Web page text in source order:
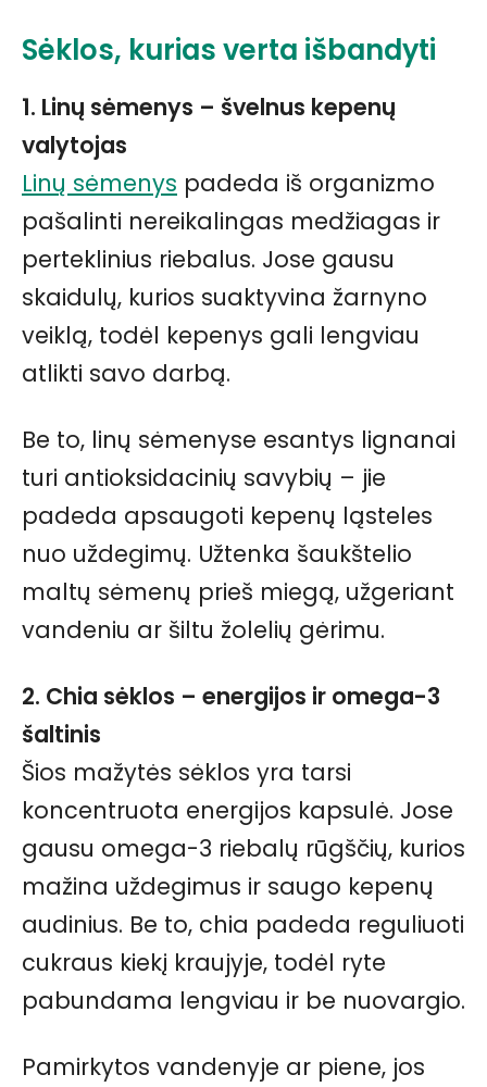
Sėklos, kurias verta išbandyti
1. Linų sėmenys – švelnus kepenų
valytojas
Linų sėmenys padeda iš organizmo
pašalinti nereikalingas medžiagas ir
perteklinius riebalus. Jose gausu
skaidulų, kurios suaktyvina žarnyno
veiklą, todėl kepenys gali lengviau
atlikti savo darbą.
Be to, linų sėmenyse esantys lignanai
turi antioksidacinių savybių – jie
padeda apsaugoti kepenų ląsteles
nuo uždegimų. Užtenka šaukštelio
maltų sėmenų prieš miegą, užgeriant
vandeniu ar šiltu žolelių gėrimu.
2. Chia sėklos – energijos ir omega-3
šaltinis
Šios mažytės sėklos yra tarsi
koncentruota energijos kapsulė. Jose
gausu omega-3 riebalų rūgščių, kurios
mažina uždegimus ir saugo kepenų
audinius. Be to, chia padeda reguliuoti
cukraus kiekį kraujyje, todėl ryte
pabundama lengviau ir be nuovargio.
Pamirkytos vandenyje ar piene, jos